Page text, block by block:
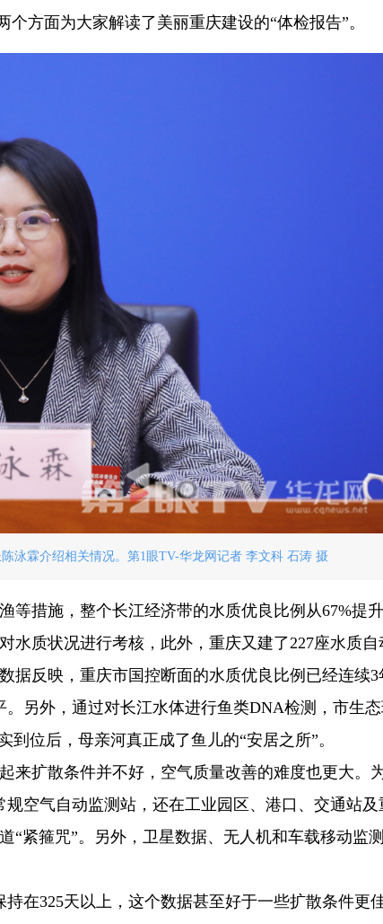
方面为大家解读了美丽重庆建设的“体检报告”。
泳霖介绍相关情况。第1眼TV-华龙网记者 李文科 石涛 摄
等措施，整个长江经济带的水质优良比例从67%提
水质状况进行考核，此外，重庆又建了227座水质
反映，重庆市国控断面的水质优良比例已经连续3
另外，通过对长江水体进行鱼类DNA检测，市生
位后，母亲河真正成了鱼儿的“安居之所”。
来扩散条件并不好，空气质量改善的难度也更大。
空气自动监测站，还在工业园区、港口、交通站
“紧箍咒”。另外，卫星数据、无人机和车载移动监
在325天以上，这个数据甚至好于一些扩散条件更